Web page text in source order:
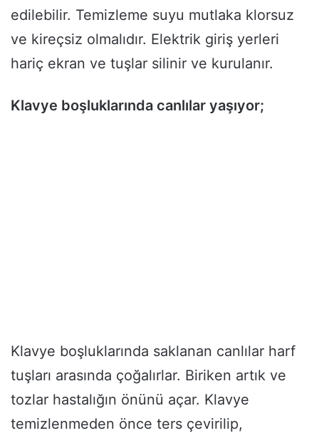
edilebilir. Temizleme suyu mutlaka klorsuz
ve kireçsiz olmalıdır. Elektrik giriş yerleri
hariç ekran ve tuşlar silinir ve kurulanır.
Klavye boşluklarında canlılar yaşıyor;
Klavye boşluklarında saklanan canlılar harf
tuşları arasında çoğalırlar. Biriken artık ve
tozlar hastalığın önünü açar. Klavye
temizlenmeden önce ters çevirilip,